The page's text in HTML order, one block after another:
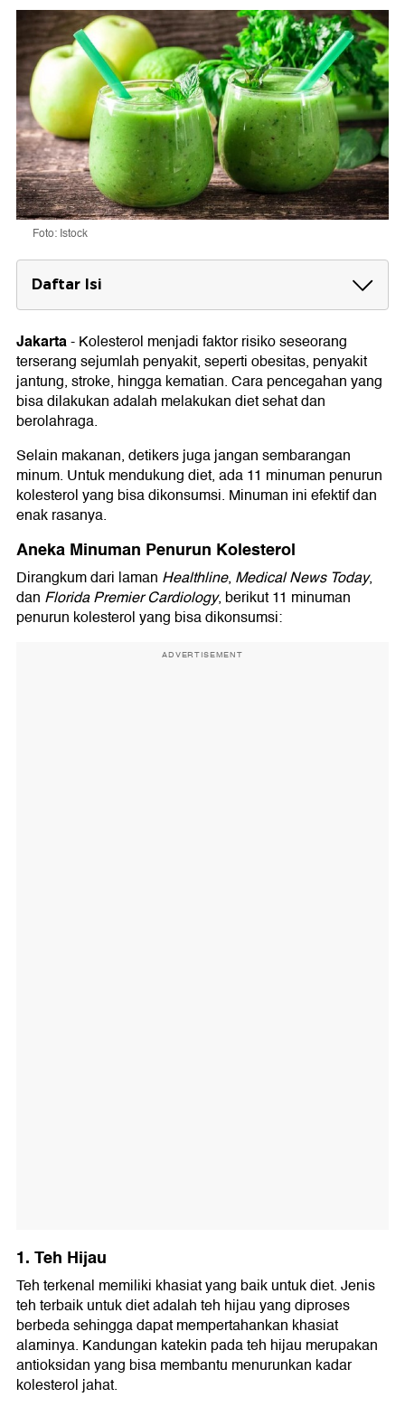
Foto: Istock
Daftar Isi
Aneka Minuman Penurun Kolesterol
1. Teh Hijau
2. Air Kayu Manis
3. Air Lemon
4. Jus Buah
5. Jus Sayur Hijau
6. Kunyit Asam
8. Minuman Kedelai
9. Smoothie Susu Nabati
10. Minuman Kakao
11. Minuman Gandum
Jakarta-Kolesterol menjadi faktor risiko seseorang
terserang sejumlah penyakit, seperti obesitas, penyakit
jantung, stroke, hingga kematian. Cara pencegahan yang
bisa dilakukan adalah melakukan diet sehat dan
berolahraga.
Selain makanan, detikers juga jangan sembarangan
minum. Untuk mendukung diet, ada 11 minuman penurun
kolesterol yang bisa dikonsumsi. Minuman ini efektif dan
enak rasanya.
Aneka Minuman Penurun Kolesterol
Dirangkum dari laman Healthline, Medical News Today,
dan Florida Premier Cardiology, berikut 11 minuman
penurun kolesterol yang bisa dikonsumsi:
ADVERTISEMENT
1. Teh Hijau
Teh terkenal memiliki khasiat yang baik untuk diet. Jenis
teh terbaik untuk diet adalah teh hijau yang diproses
berbeda sehingga dapat mempertahankan khasiat
alaminya. Kandungan katekin pada teh hijau merupakan
antioksidan yang bisa membantu menurunkan kadar
kolesterol jahat.